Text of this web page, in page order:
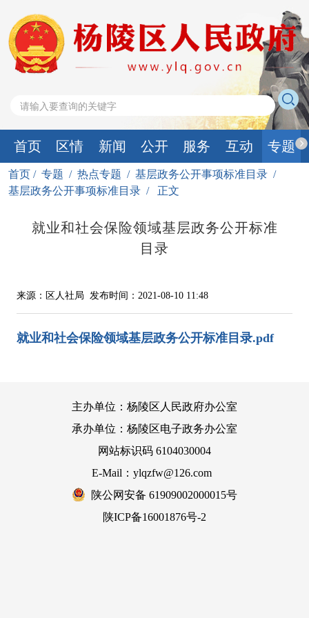
首页 区情 新闻 公开 服务 互动 专题
首页 / 专题 / 热点专题 / 基层政务公开事项标准目录 /
基层政务公开事项标准目录 / 正文
就业和社会保险领域基层政务公开标准
目录
来源：区人社局 发布时间：2021-08-10 11:48
就业和社会保险领域基层政务公开标准目录.pdf
主办单位：杨陵区人民政府办公室
承办单位：杨陵区电子政务办公室
网站标识码 6104030004
E-Mail：ylqzfw@126.com
陕公网安备 61909002000015号
陕ICP备16001876号-2